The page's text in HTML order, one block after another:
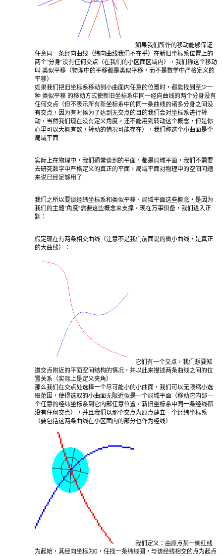
如果我们所作的移动能够保证
任意同一条经向曲线（纬向曲线我们不在乎）在新旧坐标系位置上的
两个”分身“没有任何交点（在我们的小区面区域内），我们称这个移动
叫 类似平移（物理中的平移都是类似平移，而不是数学中严格定义的
平移）
如果我们把旧坐标系移动到小曲面内任意的位置时，都能找到至少一
种 类似平移 的移动方式使新旧坐标系中同一经向曲线的两个分身没有
任何交点（但不表示所有新坐标系中的同一条曲线的诸多分身之间没
有交点，因为有时候为了达到无交点的目的我们会对坐标系进行转
动，当然我们现在没有定义角度，还不能用到转动这个概念，但是你
心里可以大概有数，转动的情况可能存在），我们称这个小曲面是个
局域平面
实际上在物理中，我们通常谈到的平面，都是局域平面，我们不需要
去研究数学中严格定义的真正的平面，局域平面对物理中的空间问题
来说已经足够用了
我们之所以要谈经纬坐标系和类似平移、局域平面这些概念，是因为
我们的主题”角度“需要这些概念来支撑，现在万事俱备，我们进入正
题：
假定现在有两条相交曲线（注意不是我们前面说的微小曲线，是真正
的大曲线）：
它们有一个交点，我们想要知
道交点附近的平面空间结构的情况，并以此来描述两条曲线之间的位
置关系（实际上是定义夹角）
那么我们在交点处选择一个尽可能小的小曲面，我们可以无限缩小选
取范围，使得选取的小曲面无限近似是一个局域平面（移动它内部一
个任意的经纬坐标系到它内部任意位置，新旧坐标系中同一条经线都
没有任何交点），并且我们以那个交点为原点建立一个经纬坐标系
（要包括这两条曲线在小区面内的部分也作为经线）
我们定义：由原点某一侧红线
为起始，其经向坐标为0，任找一条纬线圈，与该经线相交的点为起点